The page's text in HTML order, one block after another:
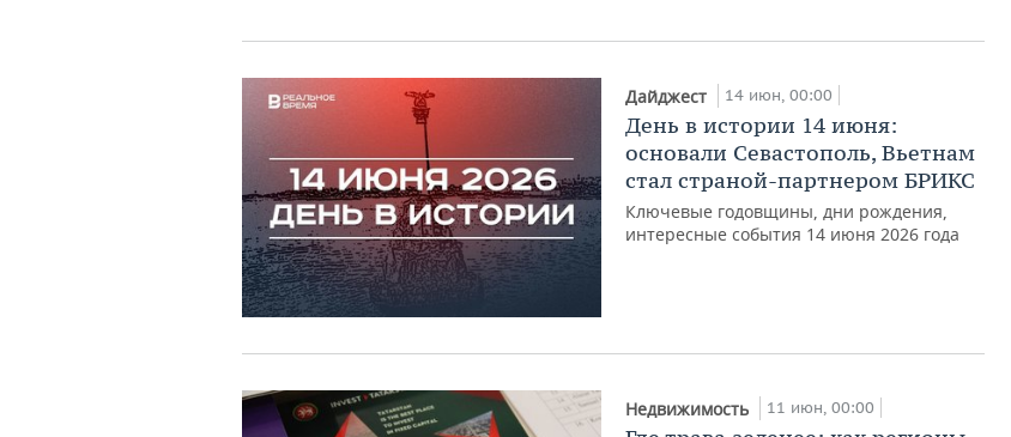
Дайджест 14 июн, 00:00
День в истории 14 июня:
основали Севастополь, Вьетнам
стал страной-партнером БРИКС
Ключевые годовщины, дни рождения,
интересные события 14 июня 2026 года
Недвижимость 11 июн, 00:00